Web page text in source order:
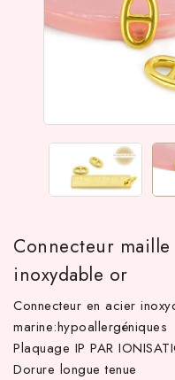
Connecteur
inoxydable or
Connecteur en acier
marine:hypoallergéniques
Plaquage IP PAR
Dorure longue tenue